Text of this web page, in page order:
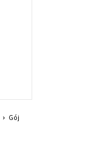
Gój